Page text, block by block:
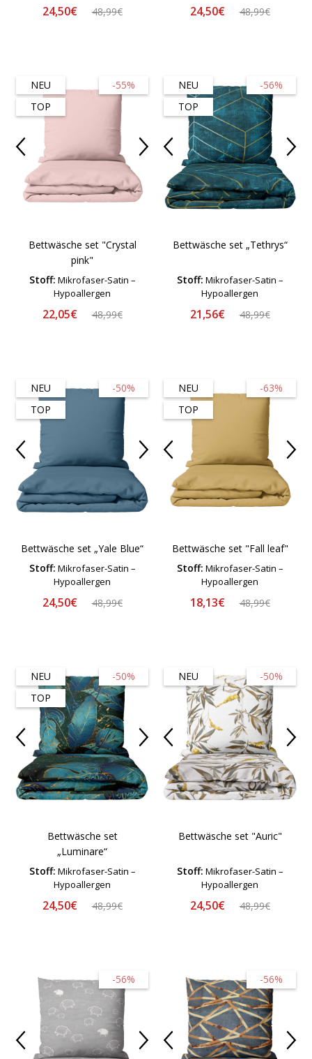
24,50€ 48,99€ 24,50€ 48,99€
-55%
NEU
TOP
Bettwäsche set "Crystal
pink"
Stoff: Mikrofaser-Satin –
Hypoallergen
22,05€ 48,99€
-56%
NEU
TOP
Bettwäsche set „Tethrys“
Stoff: Mikrofaser-Satin –
Hypoallergen
21,56€ 48,99€
-50%
NEU
TOP
Bettwäsche set „Yale Blue“
Stoff: Mikrofaser-Satin –
Hypoallergen
24,50€ 48,99€
-63%
NEU
TOP
Bettwäsche set "Fall leaf"
Stoff: Mikrofaser-Satin –
Hypoallergen
18,13€ 48,99€
-50%
NEU
TOP
Bettwäsche set
„Luminare“
Stoff: Mikrofaser-Satin –
Hypoallergen
24,50€ 48,99€
-50%
NEU
Bettwäsche set "Auric"
Stoff: Mikrofaser-Satin –
Hypoallergen
24,50€ 48,99€
-56% -56%